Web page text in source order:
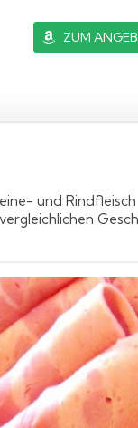
ZUM
und Rindfleisch